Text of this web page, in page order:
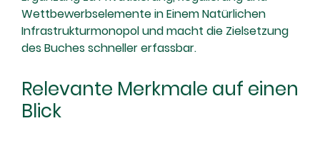
Wettbewerbselemente in Einem Natürlichen
Infrastrukturmonopol und macht die Zielsetzung
des Buches schneller erfassbar.
Relevante Merkmale auf einen
Blick